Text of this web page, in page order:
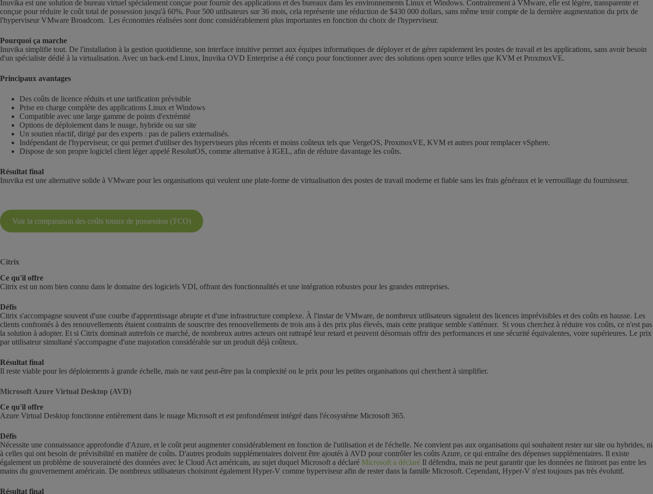
Inuvika est une solution de bureau virtuel spécialement conçue pour fournir des applications et des bureaux dans les environnements Linux et Windows. Contrairement à VMware, elle est légère, transparente et
conçue pour réduire le coût total de possession jusqu'à 60%. Pour 500 utilisateurs sur 36 mois, cela représente une réduction de $430 000 dollars, sans même tenir compte de la dernière augmentation du prix de
l'hyperviseur VMware Broadcom. Les économies réalisées sont donc considérablement plus importantes en fonction du choix de l'hyperviseur.
Pourquoi ça marche
Inuvika simplifie tout. De l'installation à la gestion quotidienne, son interface intuitive permet aux équipes informatiques de déployer et de gérer rapidement les postes de travail et les applications, sans avoir besoin
d'un spécialiste dédié à la virtualisation. Avec un back-end Linux, Inuvika OVD Enterprise a été conçu pour fonctionner avec des solutions open source telles que KVM et ProxmoxVE.
Principaux avantages
Des coûts de licence réduits et une tarification prévisible
Prise en charge complète des applications Linux et Windows
Compatible avec une large gamme de points d'extrémité
Options de déploiement dans le nuage, hybride ou sur site
Un soutien réactif, dirigé par des experts : pas de paliers externalisés.
Indépendant de l'hyperviseur, ce qui permet d'utiliser des hyperviseurs plus récents et moins coûteux tels que VergeOS, ProxmoxVE, KVM et autres pour remplacer vSphere.
Dispose de son propre logiciel client léger appelé ResolutOS, comme alternative à IGEL, afin de réduire davantage les coûts.
Résultat final
Inuvika est une alternative solide à VMware pour les organisations qui veulent une plate-forme de virtualisation des postes de travail moderne et fiable sans les frais généraux et le verrouillage du fournisseur.
Voir la comparaison des coûts totaux de possession (TCO)
Citrix
Ce qu'il offre
Citrix est un nom bien connu dans le domaine des logiciels VDI, offrant des fonctionnalités et une intégration robustes pour les grandes entreprises.
Défis
Citrix s'accompagne souvent d'une courbe d'apprentissage abrupte et d'une infrastructure complexe. À l'instar de VMware, de nombreux utilisateurs signalent des licences imprévisibles et des coûts en hausse. Les
clients confrontés à des renouvellements étaient contraints de souscrire des renouvellements de trois ans à des prix plus élevés, mais cette pratique semble s'atténuer. Si vous cherchez à réduire vos coûts, ce n'est pas
la solution à adopter. Et si Citrix dominait autrefois ce marché, de nombreux autres acteurs ont rattrapé leur retard et peuvent désormais offrir des performances et une sécurité équivalentes, voire supérieures. Le prix
par utilisateur simultané s'accompagne d'une majoration considérable sur un produit déjà coûteux.
Résultat final
Il reste viable pour les déploiements à grande échelle, mais ne vaut peut-être pas la complexité ou le prix pour les petites organisations qui cherchent à simplifier.
Microsoft Azure Virtual Desktop (AVD)
Ce qu'il offre
Azure Virtual Desktop fonctionne entièrement dans le nuage Microsoft et est profondément intégré dans l'écosystème Microsoft 365.
Défis
Nécessite une connaissance approfondie d'Azure, et le coût peut augmenter considérablement en fonction de l'utilisation et de l'échelle. Ne convient pas aux organisations qui souhaitent rester sur site ou hybrides, ni
à celles qui ont besoin de prévisibilité en matière de coûts. D'autres produits supplémentaires doivent être ajoutés à AVD pour contrôler les coûts Azure, ce qui entraîne des dépenses supplémentaires. Il existe
également un problème de souveraineté des données avec le Cloud Act américain, au sujet duquel Microsoft a déclaré Microsoft a déclaré Il défendra, mais ne peut garantir que les données ne finiront pas entre les
mains du gouvernement américain. De nombreux utilisateurs choisiront également Hyper-V comme hyperviseur afin de rester dans la famille Microsoft. Cependant, Hyper-V n'est toujours pas très évolutif.
Résultat final